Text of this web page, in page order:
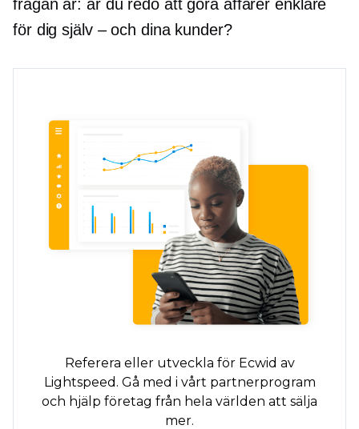
frågan är: är du redo att göra affärer enklare
för dig själv – och dina kunder?
Referera eller utveckla för Ecwid av
Lightspeed. Gå med i vårt partnerprogram
och hjälp företag från hela världen att sälja
mer.